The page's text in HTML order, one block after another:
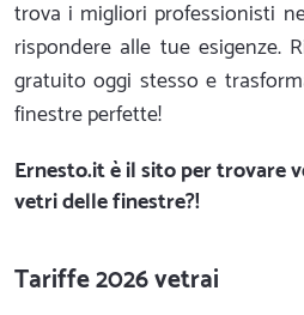
trova i migliori professionisti
rispondere alle tue esigenze.
gratuito oggi stesso e
finestre perfette!
Ernesto.itè il sito per trovare
vetri delle finestre?!
Tariffe 2026 vetrai